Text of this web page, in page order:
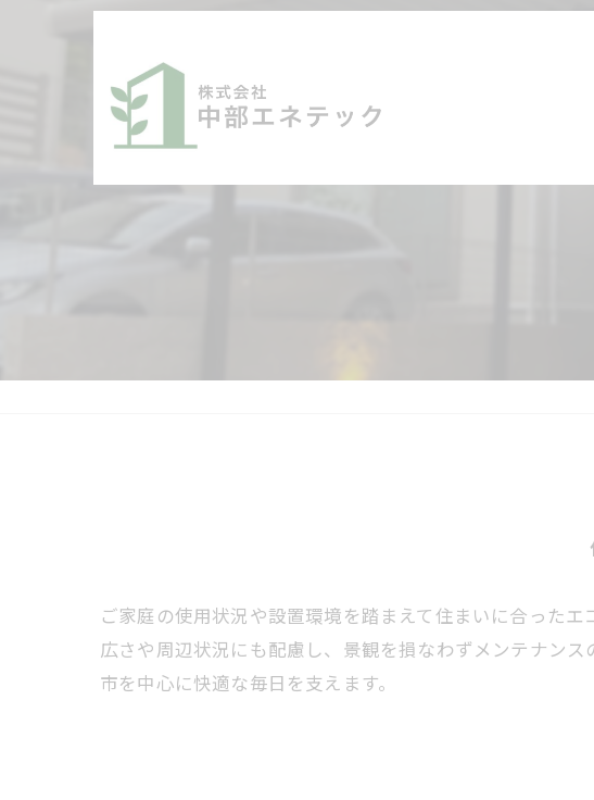
ご家庭の使用状況や設置環境を踏まえて住まいに合った
広さや周辺状況にも配慮し、景観を損なわずメンテナン
市を中心に快適な毎日を支えます。